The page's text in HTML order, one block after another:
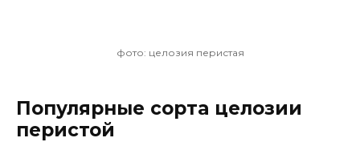
фото: целозия перистая
Популярные сорта целозии
перистой